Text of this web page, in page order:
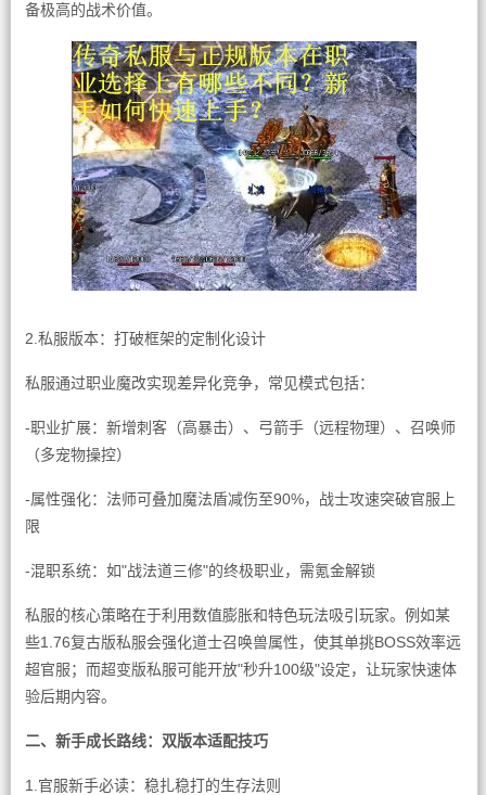
备极高的战术价值。
2.私服版本：打破框架的定制化设计
私服通过职业魔改实现差异化竞争，常见模式包括：
-职业扩展：新增刺客（高暴击）、弓箭手（远程物理）、召唤师
（多宠物操控）
-属性强化：法师可叠加魔法盾减伤至90%，战士攻速突破官服上
限
-混职系统：如"战法道三修"的终极职业，需氪金解锁
私服的核心策略在于利用数值膨胀和特色玩法吸引玩家。例如某
些1.76复古版私服会强化道士召唤兽属性，使其单挑BOSS效率远
超官服；而超变版私服可能开放"秒升100级"设定，让玩家快速体
验后期内容。
二、新手成长路线：双版本适配技巧
1.官服新手必读：稳扎稳打的生存法则